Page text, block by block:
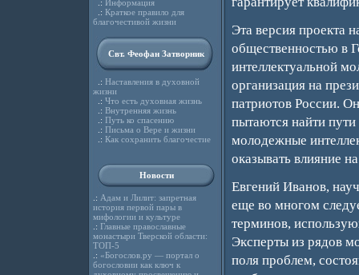
.: Информация
.: Краткое правило для
благочестивой жизни
Свт. Феофан Затворник
.: Наставления в духовной
жизни
.: Что есть духовная жизнь
.: Внутренняя жизнь
.: Путь ко спасению
.: Письма о Вере и жизни
.: Как сохранить благочестие
Новости
.: Адам и Лилит: запретная
история первой пары в
мифологии и культуре
.: Главные православные
монастыри Тверской области:
ТОП-5
.: «Богослов.ру — портал о
богословии как ключ к
Эта версия проекта
общественностью в
интеллектуальной
организация на
патриотов России.
пытаются найти
молодежные
оказывать влияние
Евгений Иванов,
еще во многом
терминов,
Эксперты из рядов
поля проблем,